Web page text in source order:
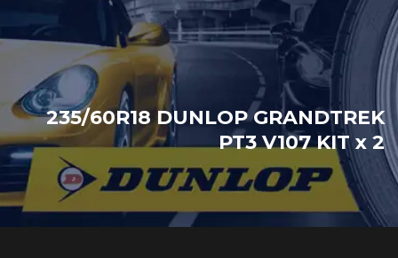
235/60R18 DUNLOP GRANDTREK
PT3 V107 KIT x 2